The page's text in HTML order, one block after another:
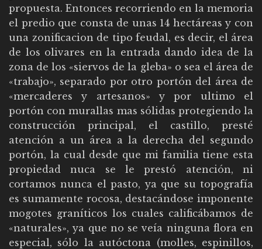
propuesta. Entonces recorriendo en la memoria
el predio que consta de unas 14 hectáreas y con
una zonificacion de tipo feudal, es decir, el área
de los olivares en la entrada dando idea de la
zona de los «siervos de la gleba» o sea el área de
«trabajo», separado por otro portón del área de
«mercaderes y artesanos» y por ultimo el
portón con murallas mas sólidas protegiendo la
construcción principal, el castillo, presté
atención a un área a la derecha del segundo
portón, la cual desde que mi familia tiene esta
propiedad nuca se le prestó atención, ni
cortamos nunca el pasto, ya que su topografía
es sumamente rocosa, destacándose imponente
mogotes graníticos los cuales calificábamos de
«naturales», ya que no se veía ninguna flora en
especial, sólo la autóctona (molles, espinillos,